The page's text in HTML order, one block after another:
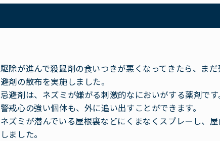
駆除が進んで殺鼠剤の食いつきが悪くなってきたら、ま
避剤の散布を実施しました。
忌避剤は、ネズミが嫌がる刺激的なにおいがする薬剤です
警戒心の強い個体も、外に追い出すことができます。
ネズミが潜んでいる屋根裏などにくまなくスプレーし、
しました。